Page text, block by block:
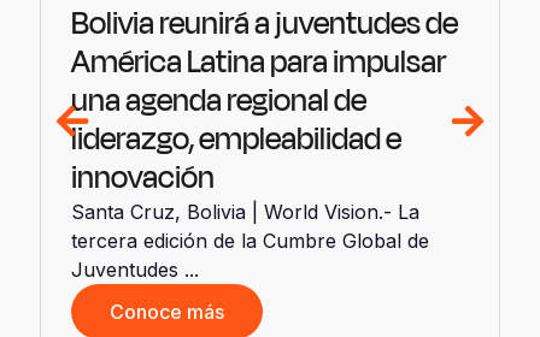
Bolivia reunirá a juventudes de
América Latina para impulsar
una agenda regional de
liderazgo, empleabilidad e
innovación
Santa Cruz, Bolivia | World Vision.- La
tercera edición de la Cumbre Global de
Juventudes ...
Conoce más